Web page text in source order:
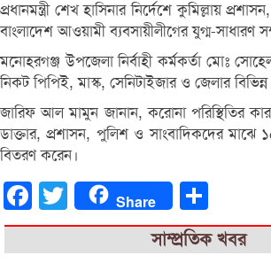
প্রধানমন্ত্রী শেখ হাসিনার নির্দেশে কুমিল্লায়
বাংলাদেশ আওয়ামী ব্যবসায়ীলীগের যুগ্ম-
মনোহরগঞ্জ উপজেলা নির্বাহী কর্মকর্তা মোঃ
নিকট পিপিই, মাস্ক, সেনিটাইজার ও জেলার বিভিন্ন
জারিফ আল মামুন জানান, করোনা পরিস্থিতির
ডাক্তার, প্রশাসন, পুলিশ ও সাংবাদিকদের মাঝে
বিতরণ করেন।
FacebookTwitter Share
সাম্প্রতিক খবর